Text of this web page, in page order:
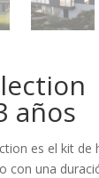
años
es el kit de
con una